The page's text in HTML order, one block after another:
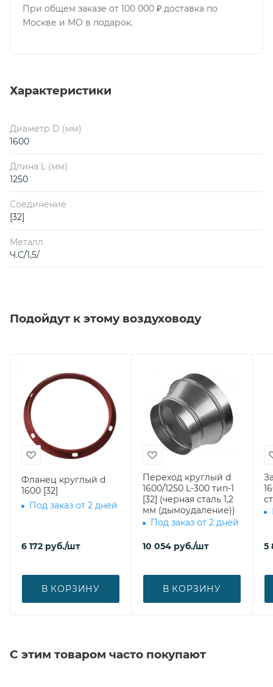
При общем заказе от 100 000 ₽ доставка по
Москве и МО в подарок.
Характеристики
Диаметр D (мм)
1600
Длина L (мм)
1250
Соединение
[32]
Металл
Ч.С/1,5/
Подойдут к этому воздуховоду
Фланец круглый d
1600 [32]
Под заказ от 2 дней
6 172 руб./шт
В КОРЗИНУ
Переход круглый d
1600/1250 L-300 тип-1
[32] (черная сталь 1,2
мм (дымоудаление))
Под заказ от 2 дней
10 054 руб./шт
В КОРЗИНУ
1600
5
С этим товаром часто покупают